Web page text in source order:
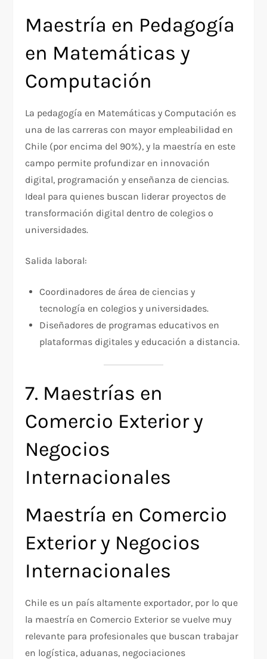
Maestría en Pedagogía
en Matemáticas y
Computación
La pedagogía en Matemáticas y Computación es
una de las carreras con mayor empleabilidad en
Chile (por encima del 90%), y la maestría en este
campo permite profundizar en innovación
digital, programación y enseñanza de ciencias.
Ideal para quienes buscan liderar proyectos de
transformación digital dentro de colegios o
universidades.
Salida laboral:
Coordinadores de área de ciencias y
tecnología en colegios y universidades.
Diseñadores de programas educativos en
plataformas digitales y educación a distancia.
7. Maestrías en
Comercio Exterior y
Negocios
Internacionales
Maestría en Comercio
Exterior y Negocios
Internacionales
Chile es un país altamente exportador, por lo que
la maestría en Comercio Exterior se vuelve muy
relevante para profesionales que buscan trabajar
en logística, aduanas, negociaciones